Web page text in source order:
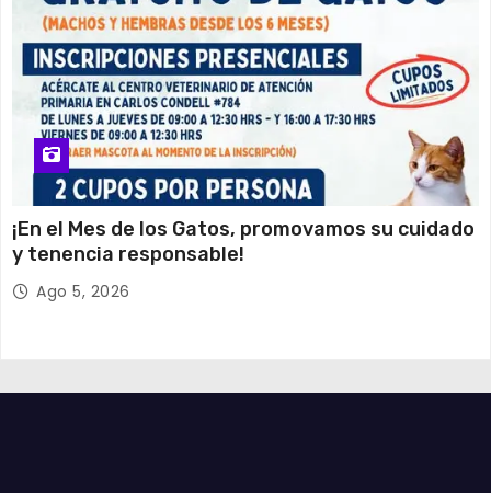
¡En el Mes de los Gatos, promovamos su cuidado
y tenencia responsable!
Ago 5, 2026